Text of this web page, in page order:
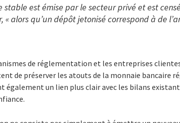
stable est émise par le secteur privé et est
« alors qu’un dépôt jetonisé correspond à de
de réglementation et les entreprises
de préserver les atouts de la monnaie bancaire
également un lien plus clair avec les bilans